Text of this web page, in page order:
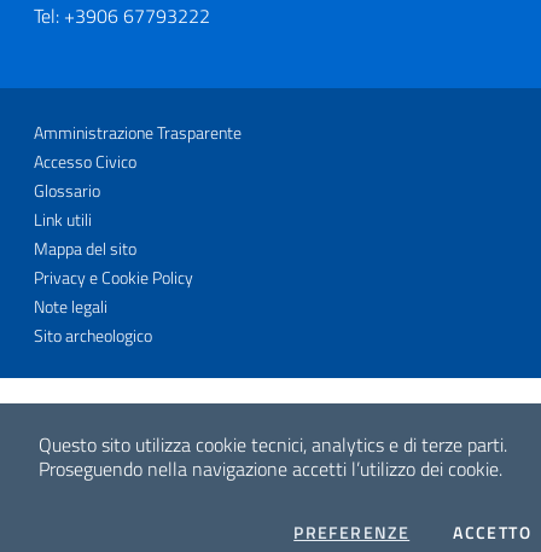
Questo sito utilizza cookie tecnici, analytics e di terze parti.
Proseguendo nella navigazione accetti l’utilizzo dei cookie.
PREFERENZE COOKIESACCETTOI
Tel: +3906 67793222
Sezione Link Utili
Amministrazione Trasparente
Accesso Civico
Glossario
Link utili
Mappa del sito
Privacy e Cookie Policy
Note legali
Sito archeologico